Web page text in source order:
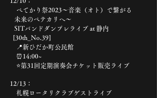
ぺてかり祭2023〜音楽（オト）で繋がる
未来のペテカリへ〜
SITバンドダンプレライブ at 静内
[30th_No.39]
📍新ひだか町公民館
⏰14:00~
​ ⭐️第31回定期演奏会チケット販売ライブ
12/13：
札幌ロータリクラブゲストライブ